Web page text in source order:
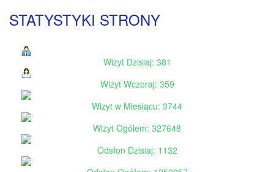
STATYSTYKI STRONY
Wizyt Dzisiaj: 381
Wizyt Wczoraj: 359
Wizyt w Miesiącu: 3744
Wizyt Ogólem: 327648
Odsłon Dzisiaj: 1132